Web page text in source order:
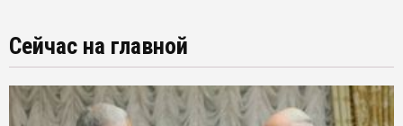
Сейчас на главной